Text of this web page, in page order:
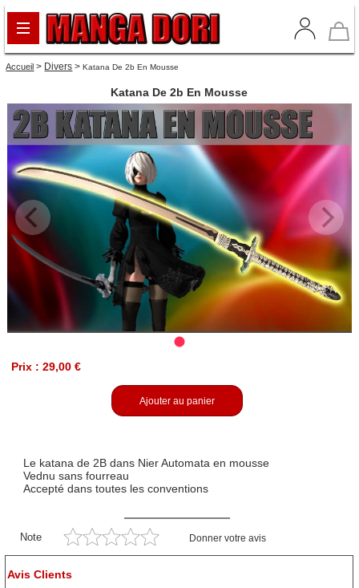
Accueil > Divers >Katana De 2b En Mousse
Katana De 2b En Mousse
Prix : 29,00 €
Ajouter au panier
Le katana de 2B dans Nier Automata en mousse
Vednu sans fourreau
Accepté dans toutes les conventions
Note Donner votre avis
Avis Clients